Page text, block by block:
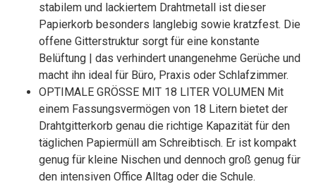
stabilem und lackiertem Drahtmetall ist dieser
Papierkorb besonders langlebig sowie kratzfest. Die
offene Gitterstruktur sorgt für eine konstante
Belüftung | das verhindert unangenehme Gerüche und
macht ihn ideal für Büro, Praxis oder Schlafzimmer.
OPTIMALE GRÖSSE MIT 18 LITER VOLUMEN Mit
einem Fassungsvermögen von 18 Litern bietet der
Drahtgitterkorb genau die richtige Kapazität für den
täglichen Papiermüll am Schreibtisch. Er ist kompakt
genug für kleine Nischen und dennoch groß genug für
den intensiven Office Alltag oder die Schule.